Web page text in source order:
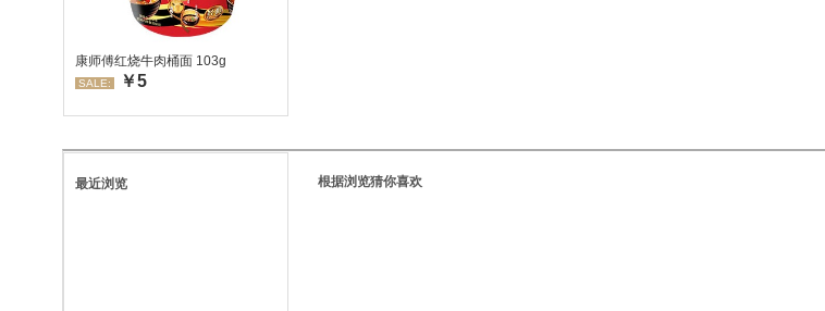
康师傅红烧牛肉桶面 103g
SALE: ￥5
最近浏览 根据浏览猜你喜欢